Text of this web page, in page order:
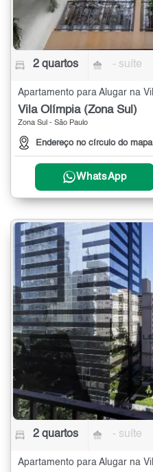
2 quartos - suíte
Vila Olímpia (Zona Sul)
Zona Sul - São Paulo
Endereço no círculo do mapa
WhatsApp
2 quartos - suíte